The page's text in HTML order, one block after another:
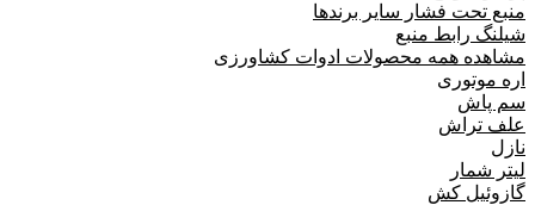
منبع تحت فشار سایر برندها
شیلنگ رابط منبع
مشاهده همه محصولات ادوات کشاورزی
اره موتوری
سم پاش
علف تراش
نازل
لیتر شمار
گازوئیل کش